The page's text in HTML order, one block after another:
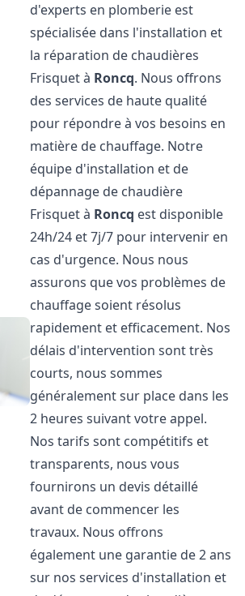
d'experts en plomberie est
spécialisée dans l'installation et
la réparation de chaudières
Frisquet à Roncq. Nous offrons
des services de haute qualité
pour répondre à vos besoins en
matière de chauffage. Notre
équipe d'installation et de
dépannage de chaudière
Frisquet à Roncq est disponible
24h/24 et 7j/7 pour intervenir en
cas d'urgence. Nous nous
assurons que vos problèmes de
chauffage soient résolus
rapidement et efficacement. Nos
délais d'intervention sont très
courts, nous sommes
généralement sur place dans les
2 heures suivant votre appel.
Nos tarifs sont compétitifs et
transparents, nous vous
fournirons un devis détaillé
avant de commencer les
travaux. Nous offrons
également une garantie de 2 ans
sur nos services d'installation et